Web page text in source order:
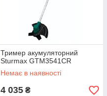
Тример акумуляторний
Sturmax GTM3541CR
Немає в наявності
4 035 ₴